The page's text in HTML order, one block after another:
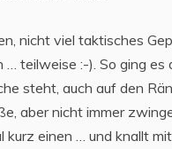
nicht viel taktisches
… teilweise :-). So ging
steht, auch auf den
aber nicht immer
kurz einen … und knallt